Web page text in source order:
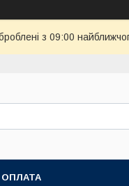
з 09:00